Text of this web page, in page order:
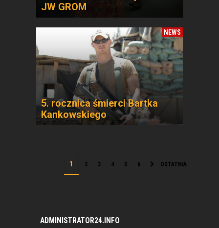
JW GROM
NEWS
5. rocznica śmierci Bartka
Kankowskiego
2 3 4 5 6 OSTATNIA
ADMINISTRATOR24.INFO